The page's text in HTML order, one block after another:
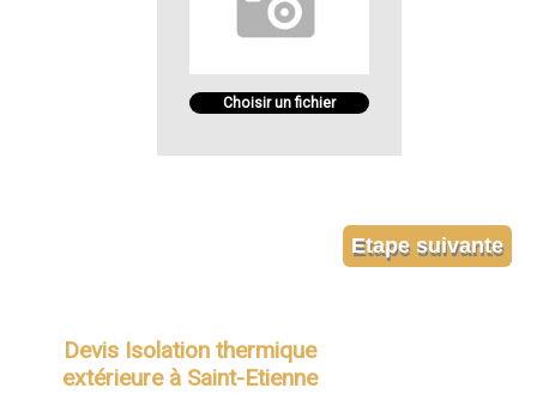
Choisir un fichier
Devis Isolation thermique
extérieure à Saint-Etienne